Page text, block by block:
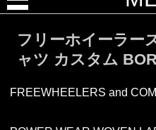
フリーホイーラー
ャツ カスタム
FREEWHEELERS and